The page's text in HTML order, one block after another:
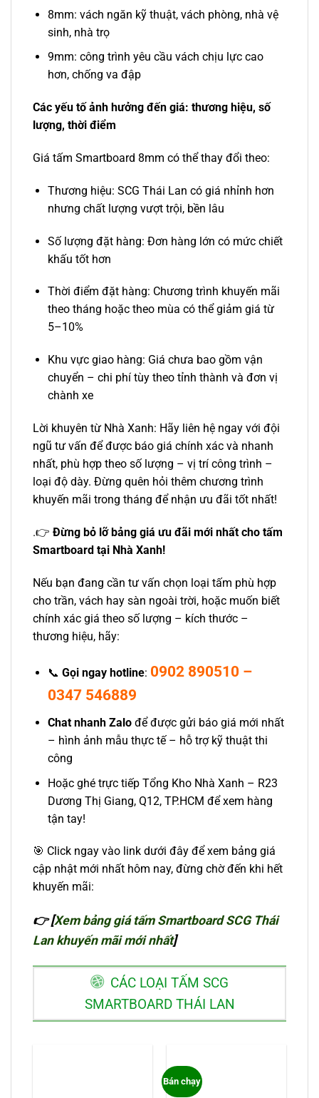
8mm: vách ngăn kỹ thuật, vách phòng, nhà vệ
sinh, nhà trọ
9mm: công trình yêu cầu vách chịu lực cao
hơn, chống va đập
Các yếu tố ảnh hưởng đến giá: thương hiệu, số
lượng, thời điểm
Giá tấm Smartboard 8mm có thể thay đổi theo:
Thương hiệu: SCG Thái Lan có giá nhỉnh hơn
nhưng chất lượng vượt trội, bền lâu
Số lượng đặt hàng: Đơn hàng lớn có mức chiết
khấu tốt hơn
Thời điểm đặt hàng: Chương trình khuyến mãi
theo tháng hoặc theo mùa có thể giảm giá từ
5–10%
Khu vực giao hàng: Giá chưa bao gồm vận
chuyển – chi phí tùy theo tỉnh thành và đơn vị
chành xe
Lời khuyên từ Nhà Xanh: Hãy liên hệ ngay với đội
ngũ tư vấn để được báo giá chính xác và nhanh
nhất, phù hợp theo số lượng – vị trí công trình –
loại độ dày. Đừng quên hỏi thêm chương trình
khuyến mãi trong tháng để nhận ưu đãi tốt nhất!
.👉 Đừng bỏ lỡ bảng giá ưu đãi mới nhất cho tấm
Smartboard tại Nhà Xanh!
Nếu bạn đang cần tư vấn chọn loại tấm phù hợp
cho trần, vách hay sàn ngoài trời, hoặc muốn biết
chính xác giá theo số lượng – kích thước –
thương hiệu, hãy:
📞 Gọi ngay hotline: 0902 890510 –
0347 546889
Chat nhanh Zalođể được gửi báo giá mới nhất
– hình ảnh mẫu thực tế – hỗ trợ kỹ thuật thi
công
Hoặc ghé trực tiếp Tổng Kho Nhà Xanh – R23
Dương Thị Giang, Q12, TP.HCM để xem hàng
tận tay!
🎯 Click ngay vào link dưới đây để xem bảng giá
cập nhật mới nhất hôm nay, đừng chờ đến khi hết
khuyến mãi:
👉 [Xem bảng giá tấm Smartboard SCG Thái
Lan khuyến mãi mới nhất]
CÁC LOẠI TẤM SCG
SMARTBOARD THÁI LAN
Bán chạy